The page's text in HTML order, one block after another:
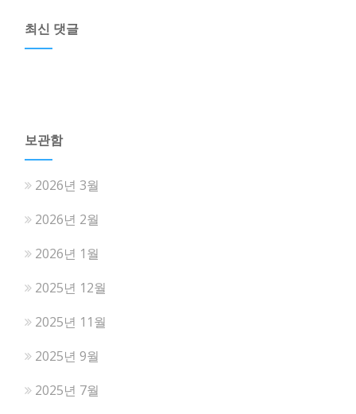
최신 댓글
보관함
2026년 3월
2026년 2월
2026년 1월
2025년 12월
2025년 11월
2025년 9월
2025년 7월